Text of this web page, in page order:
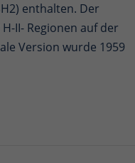
enthalten. Der
II- Regionen auf der
Version wurde 1959